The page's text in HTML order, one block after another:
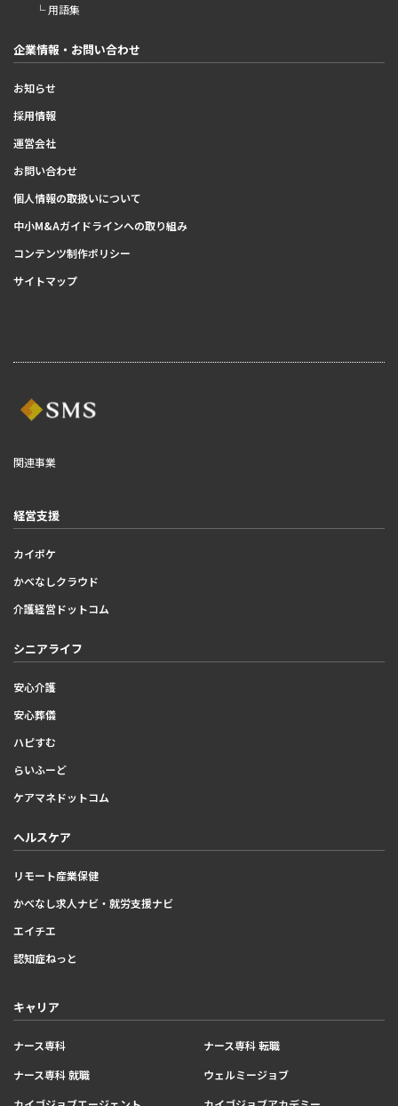
└ 用語集
企業情報・お問い合わせ
お知らせ
採用情報
運営会社
お問い合わせ
個人情報の取扱いについて
中小M&Aガイドラインへの取り組み
コンテンツ制作ポリシー
サイトマップ
関連事業
経営支援
カイポケ
かべなしクラウド
介護経営ドットコム
シニアライフ
安心介護
安心葬儀
ハピすむ
らいふーど
ケアマネドットコム
ヘルスケア
リモート産業保健
かべなし求人ナビ・就労支援ナビ
エイチエ
認知症ねっと
キャリア
ナース専科
ナース専科 転職
ナース専科 就職
ウェルミージョブ